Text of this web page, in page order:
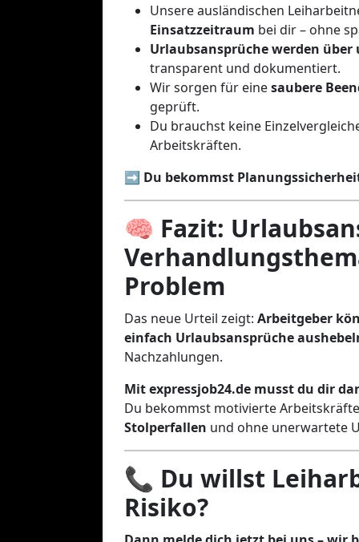
Unsere ausländischen
Einsatzzeitraum bei dir – ohne
Urlaubsansprüche werden
transparent und dokumentiert.
Wir sorgen für einesaubere
geprüft.
Du brauchst keine
Arbeitskräften.
➡️ Du bekommst
🧠 Fazit:
Problem
Das neue Urteil zeigt: Arbeitgeber
einfach Urlaubsansprüche
Nachzahlungen.
Mit expressjob24.de musst du dir
Du bekommst motivierte
Stolperfallen und ohne unerwartete
📞 Du willst
Risiko?